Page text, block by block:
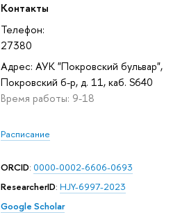
Контакты
Телефон:
27380
Адрес: АУК "Покровский бульвар",
Покровский б-р, д. 11, каб. S640
Время работы: 9-18
Расписание
ORCID: 0000-0002-6606-0693
ResearcherID: HJY-6997-2023
Google Scholar